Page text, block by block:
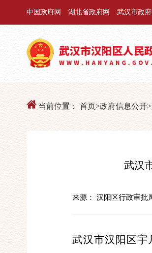
中国政府网 湖北省政府网 武汉市政府
当前位置： 首页>政府信息公开>
武汉
来源： 汉阳区行政审批
武汉市汉阳区宇